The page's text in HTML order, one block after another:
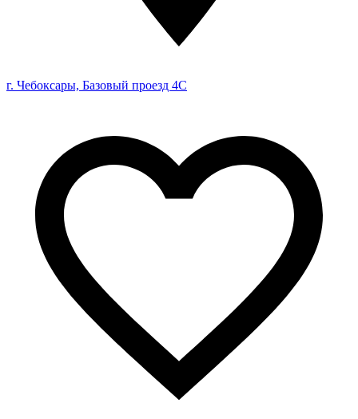
г. Чебоксары, Базовый проезд 4С